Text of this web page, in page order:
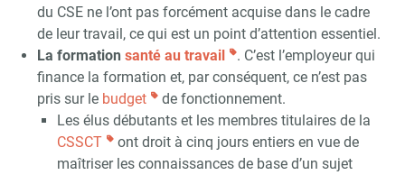
du CSE ne l’ont pas forcément acquise dans le cadre
de leur travail, ce qui est un point d’attention essentiel.
La formation santé au travail
. C’est l’employeur qui
finance la formation et, par conséquent, ce n’est pas
pris sur le budget
de fonctionnement.
Les élus débutants et les membres titulaires de la
CSSCT
ont droit à cinq jours entiers en vue de
maîtriser les connaissances de base d’un sujet